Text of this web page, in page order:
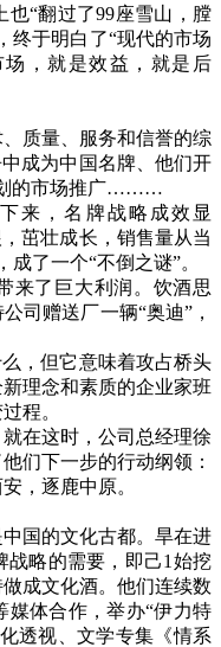
“翻过了99座雪山，膛
终于明白了“现代的市场
场，就是效益，就是后
质量、服务和信誉的综
成为中国名牌、他们开
划的市场推广………
，名牌战略成效显
茁壮成长，销售量从当
了一个“不倒之谜”。
了巨大利润。饮酒思
司赠送厂一辆“奥迪”，
，但它意味着攻占桥头
理念和素质的企业家班
程。
在这时，公司总经理徐
们下一步的行动纲领：
，逐鹿中原。
国的文化古都。旱在进
战略的需要，即己1始挖
成文化酒。他们连续数
媒体合作，举办“伊力特
透视、文学专集《情系